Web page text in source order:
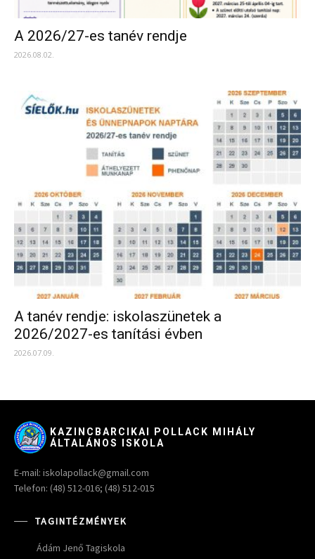
A 2026/27-es tanév rendje
2026.08.02.
A tanév rendje: iskolaszünetek a
2026/2027-es tanítási évben
2026.07.09.
KAZINCBARCIKAI POLLACK MIHÁLY
ÁLTALÁNOS ISKOLA
E-mail: iskolapollack@gmail.com
Telefon: (48) 512-016; (48) 512-015
TAGINTÉZMÉNYEK
Ádám Jenő Tagiskola